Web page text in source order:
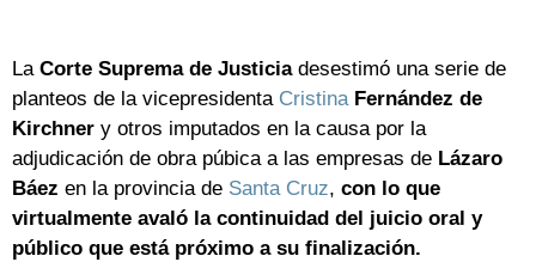
La Corte Suprema de Justiciadesestimó una serie de
planteos de la vicepresidenta CristinaFernández de
Kirchner y otros imputados en la causa por la
adjudicación de obra púbica a las empresas de Lázaro
Báez en la provincia de Santa Cruz, con lo que
virtualmente avaló la continuidad del juicio oral y
público que está próximo a su finalización.